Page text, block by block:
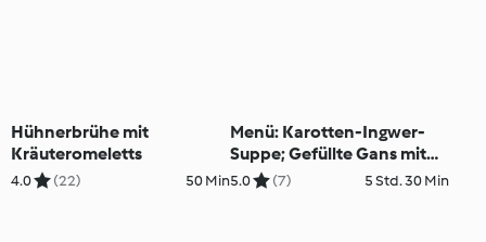
Hühnerbrühe mit
Kräuteromeletts
4.0 (22) 50 Min
Menü: Karotten-Ingwer-
Suppe; Gefüllte Gans mit
Rotkraut und
5.0 (7) 5 Std. 30 Min